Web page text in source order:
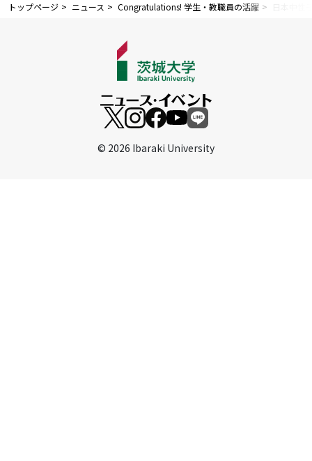
トップページ ニュース Congratulations! 学生・教職員の活躍
© 2026 Ibaraki University